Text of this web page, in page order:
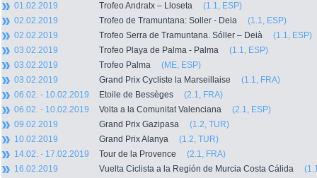
01.02.2019
Trofeo Andratx – Lloseta (1.1, ESP)
02.02.2019
Trofeo de Tramuntana: Soller - Deia (1.1, ESP)
02.02.2019
Trofeo Serra de Tramuntana. Sóller – Deià (1.1, ESP)
03.02.2019
Trofeo Playa de Palma - Palma (1.1, ESP)
03.02.2019
Trofeo Palma (ME, ESP)
03.02.2019
Grand Prix Cycliste la Marseillaise (1.1, FRA)
06.02. - 10.02.2019
Etoile de Bessèges (2.1, FRA)
06.02. - 10.02.2019
Volta a la Comunitat Valenciana (2.1, ESP)
09.02.2019
Grand Prix Gazipasa (1.2, TUR)
10.02.2019
Grand Prix Alanya (1.2, TUR)
14.02. - 17.02.2019
Tour de la Provence (2.1, FRA)
16.02.2019
Vuelta Ciclista a la Región de Murcia Costa Cálida